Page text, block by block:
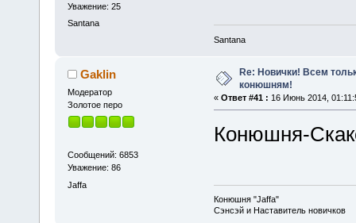
Уважение: 25
Santana
Santana
Gaklin
Модератор
Золотое перо
Сообщений: 6853
Уважение: 86
Jaffa
Re: Новички! Всем
конюшням!
« Ответ #41 : 16 Июнь 2014,
Конюшня-
Конюшня "Jaffa"
Сэнсэй и Наставитель новичков